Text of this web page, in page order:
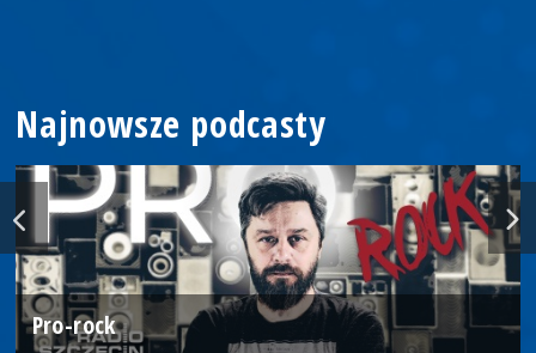
Najnowsze podcasty
Pro-rock